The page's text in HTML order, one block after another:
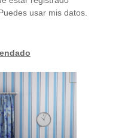
usar mis datos.